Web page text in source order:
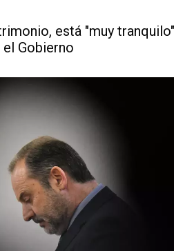
está "muy
Gobierno